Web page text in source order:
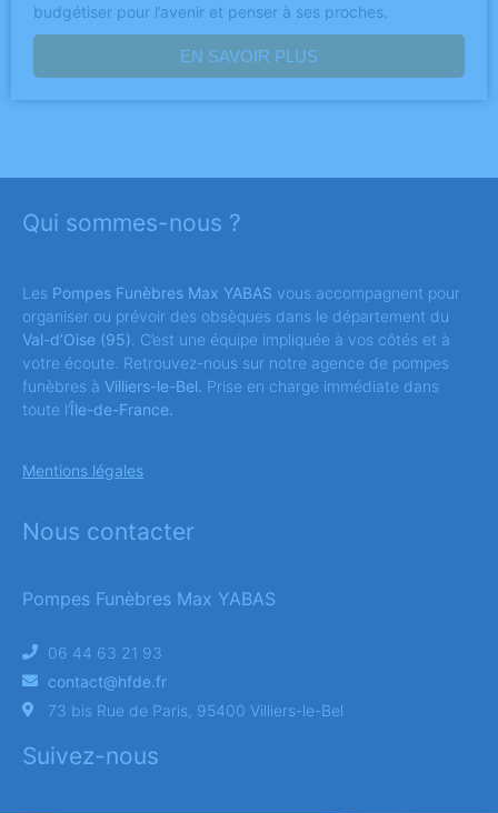
budgétiser pour l’avenir et penser à ses proches.
EN SAVOIR PLUS
Qui sommes-nous ?
Les Pompes Funèbres Max YABAS vous accompagnent pour
organiser ou prévoir des obsèques dans le département du
Val-d’Oise (95) . C’est une équipe impliquée à vos côtés et à
votre écoute. Retrouvez-nous sur notre agence de pompes
funèbres à Villiers-le-Bel. Prise en charge immédiate dans
toute l’Île-de-France.
Mentions légales
Nous contacter
Pompes Funèbres Max YABAS
06 44 63 21 93
contact@hfde.fr
73 bis Rue de Paris, 95400 Villiers-le-Bel
Suivez-nous